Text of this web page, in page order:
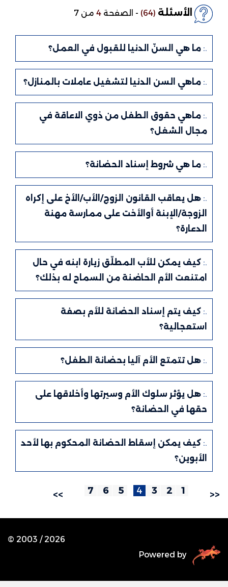
الأسئلة (64)
-الصفحة4 من 7
ما هي السنّ الدنيا للقبول في العمل؟
ماهي السن الدنيا لتشغيل عاملات بالمنازل؟
ماهي حقوق الطفل من ذوي الاعاقة في
مجال الشغل؟
ما هي شروط إسناد الحضانة؟
هل يعاقب القانون الزوج/الأب/الأخ على إكراه
الزوجة/الإبنة أوالأخت على ممارسة مهنة
الدعارة؟
كيف يمكن للأب المطلّق زيارة ابنه في حال
امتنعت الأم الحاضنة من السماح له بذلك؟
كيف يتم إسناد الحضانة للأم بصفة
استعجالية؟
هل تتمتع الأم آليا بحضانة الطفل؟
هل يؤثر سلوك الأم وسيرتها وأخلاقها على
حقها في الحضانة؟
كيف يمكن إسقاط الحضانة المحكوم بها لأحد
الأبوين؟
<<
>>
© 2003 /2026
Powered by